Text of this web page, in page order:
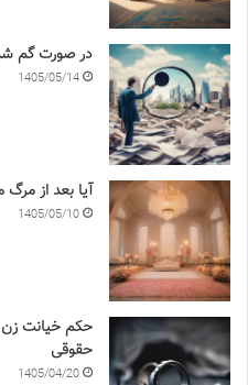
در صورت گم
1405/05/14
آیا بعد از
1405/05/10
حکم خیانت
حقوقی
1405/04/20